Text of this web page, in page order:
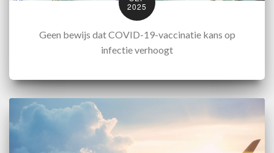
2025
Geen bewijs dat COVID-19-vaccinatie kans op
infectie verhoogt